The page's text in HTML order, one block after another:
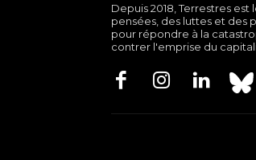
Depuis 2018, Terrestres
pensées, des luttes et des
pour répondre à la
contrer l'emprise du